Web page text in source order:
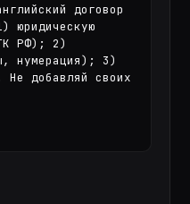
договор
юридическую
РФ); 2)
нумерация); 3)
Не добавляй своих